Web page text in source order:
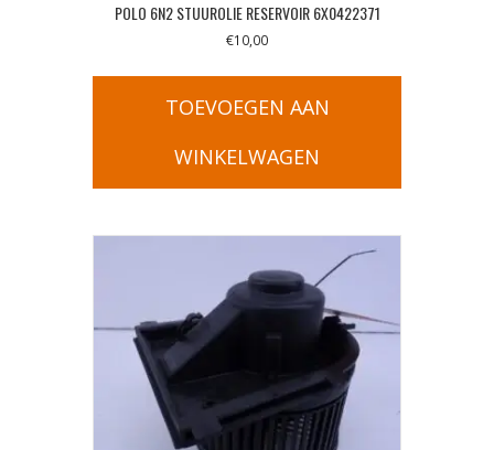
POLO 6N2 STUUROLIE RESERVOIR 6X0422371
€10,00
TOEVOEGEN AAN
WINKELWAGEN